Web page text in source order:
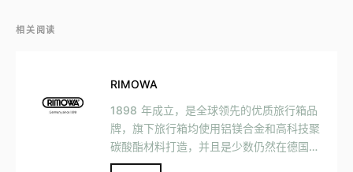
相关阅读
RIMOWA
1898 年成立，是全球领先的优质旅行箱品
牌，旗下旅行箱均使用铝镁合金和高科技聚
碳酸酯材料打造，并且是少数仍然在德国进
行制作工序的旅行箱企业之一。